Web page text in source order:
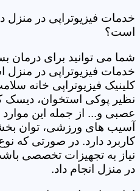
خدمات فیزیوتراپی در
است؟
شما می توانید برای درمان
خدمات فیزیوتراپی در منزل
کلینیک فیزیوتراپی خانه
نظیر پوکی استخوان،
عصبی و... از جمله این
آسیب های ورزشی، توان
کاربرد دارد. در صورتی که
نیاز به تجهیزات تخصصی
در منزل انجام داد.